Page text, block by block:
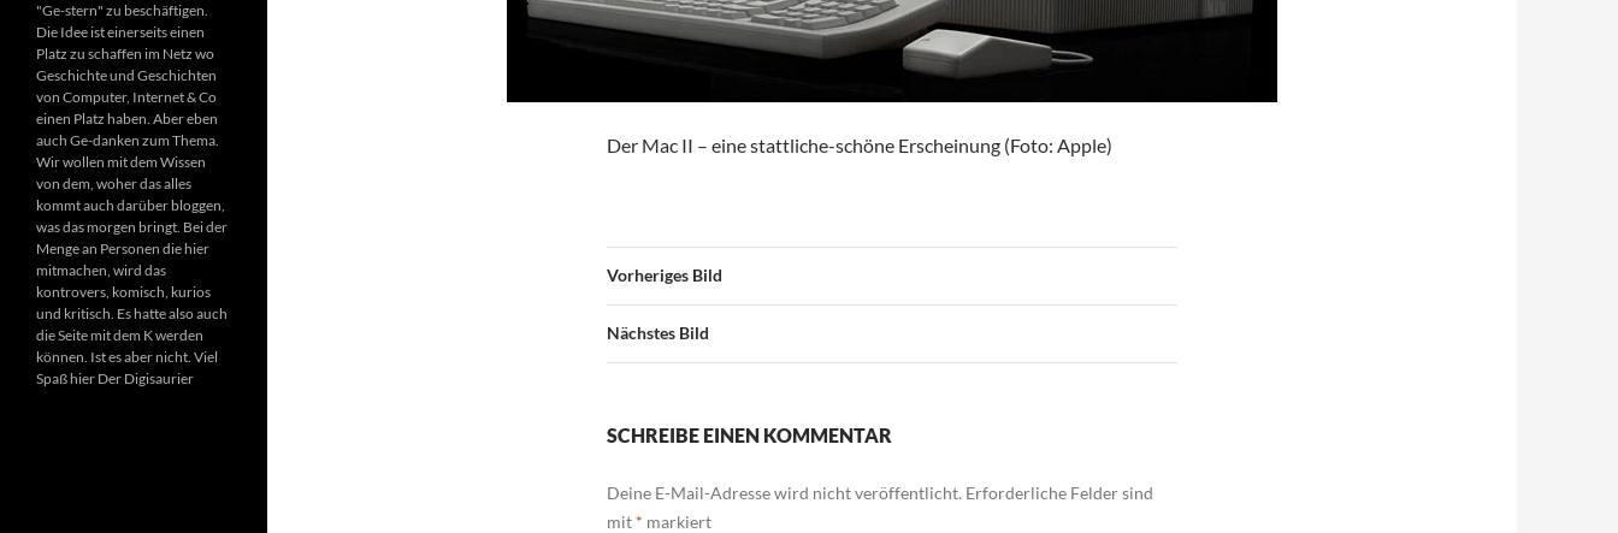
Der Mac II – eine stattliche-schöne Erscheinung (Foto: Apple)
Vorheriges Bild
Nächstes Bild
SCHREIBE EINEN KOMMENTAR
Deine E-Mail-Adresse wird nicht veröffentlicht. Erforderliche Felder sind
mit * markiert
"Ge-stern" zu beschäftigen.
Die Idee ist einerseits einen
Platz zu schaffen im Netz wo
Geschichte und Geschichten
von Computer, Internet & Co
einen Platz haben. Aber eben
auch Ge-danken zum Thema.
Wir wollen mit dem Wissen
von dem, woher das alles
kommt auch darüber bloggen,
was das morgen bringt. Bei der
Menge an Personen die hier
mitmachen, wird das
kontrovers, komisch, kurios
und kritisch. Es hatte also auch
die Seite mit dem K werden
können. Ist es aber nicht. Viel
Spaß hier Der Digisaurier